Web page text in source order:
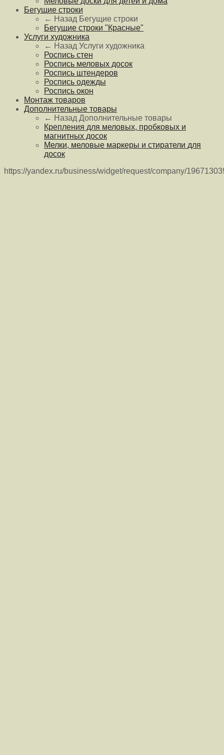
Бегущие строки
← Назад Бегущие строки
Бегущие строки "Красные"
Услуги художника
← Назад Услуги художника
Роспись стен
Роспись меловых досок
Роспись штендеров
Роспись одежды
Роспись окон
Монтаж товаров
Дополнительные товары
← Назад Дополнительные товары
Крепления для меловых, пробковых и
магнитных досок
Мелки, меловые маркеры и стиратели для
досок
https://yandex.ru/business/widget/request/company/